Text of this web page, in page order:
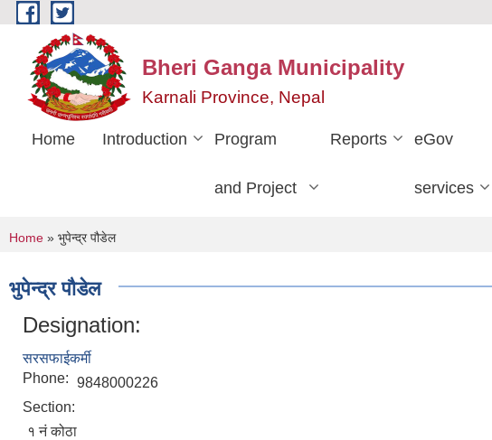
Skip to main content
Bheri Ganga Municipality
Karnali Province, Nepal
Home Introduction Program
and Project
Reports eGov
services
You are here
Home » भुपेन्द्र पौडेल
भुपेन्द्र पौडेल
Designation:
सरसफाईकर्मी
Phone: 9848000226
Section:
१ नं कोठा